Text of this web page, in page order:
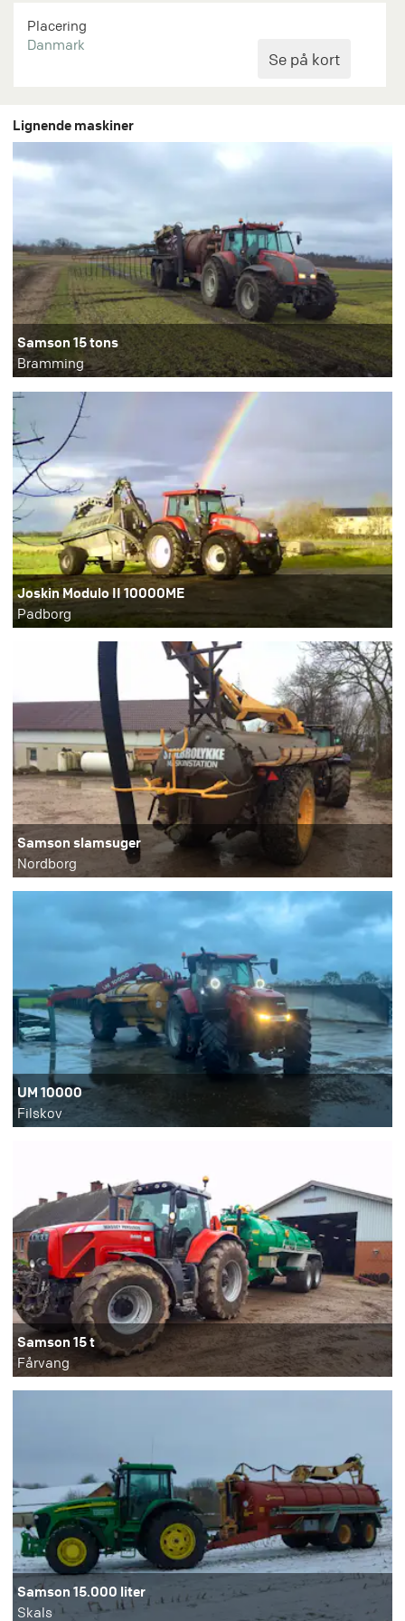
Placering
Danmark
Lignende maskiner
Samson 15 tons
Bramming
Joskin Modulo II 10000ME
Padborg
Samson slamsuger
Nordborg
UM 10000
Filskov
Samson 15 t
Fårvang
Samson 15.000 liter
Skals